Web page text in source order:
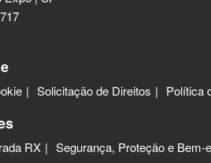
Solicitação de Direitos Política
RX Segurança, Proteção e Bem-